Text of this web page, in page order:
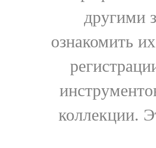
другими
ознакомить
коллекции.